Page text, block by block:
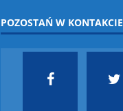
POZOSTAŃ W KONTAKCIE